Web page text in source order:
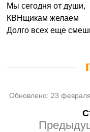
Мы сегодня от души,
КВНщикам желаем
Долго всех еще
Обновлено: 23